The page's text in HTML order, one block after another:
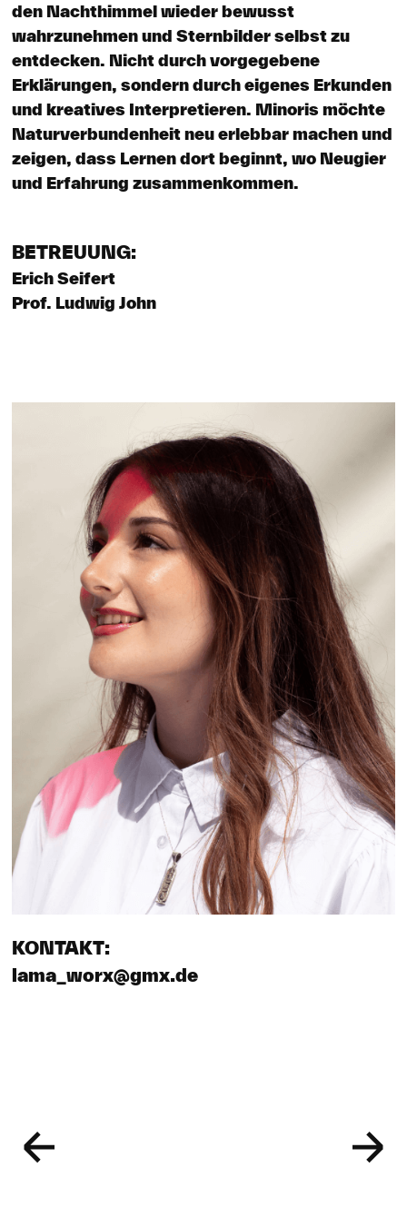
den Nachthimmel wieder bewusst
wahrzunehmen und Sternbilder selbst zu
entdecken. Nicht durch vorgegebene
Erklärungen, sondern durch eigenes Erkunden
und kreatives Interpretieren. Minoris möchte
Naturverbundenheit neu erlebbar machen und
zeigen, dass Lernen dort beginnt, wo Neugier
und Erfahrung zusammenkommen.
BETREUUNG:
Erich Seifert
Prof. Ludwig John
KONTAKT:
lama_worx@gmx.de